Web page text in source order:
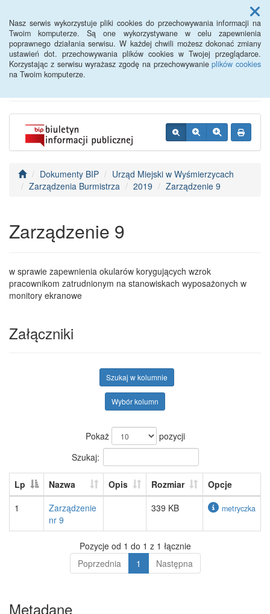
Nasz serwis wykorzystuje pliki cookies do przechowywania informacji na
Twoim komputerze. Są one wykorzystywane w celu zapewnienia
poprawnego działania serwisu. W każdej chwili możesz dokonać zmiany
ustawień dot. przechowywania plików cookies w Twojej przeglądarce.
Korzystając z serwisu wyrażasz zgodę na przechowywanieplików cookies
na Twoim komputerze.
Menu
BIP - Urząd Miejski
Wyśmierzyce
Dokumenty BIP
Urząd Miejski w Wyśmierzycach
Zarządzenia Burmistrza
2019 Zarządzenie 9
Zarządzenie 9
w sprawie zapewnienia okularów korygujących wzrok
pracownikom zatrudnionym na stanowiskach wyposażonych w
monitory ekranowe
Załączniki
Szukaj w kolumnie
Wybór kolumn
Pokaż
pozycji
Szukaj:
Lp Nazwa Opis Rozmiar
Opcje
1
Zarządzenie
nr 9
339 KB metryczka
Pozycje od 1 do 1 z 1 łącznie
Poprzednia
1 Następna
Metadane